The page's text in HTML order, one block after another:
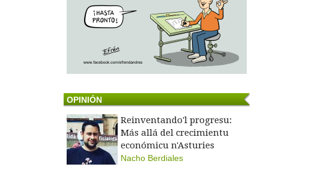
OPINIÓN
Reinventando'l progresu:
Más allá del crecimientu
económicu n'Asturies
Nacho Berdiales